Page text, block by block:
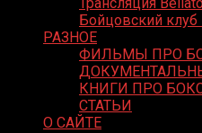
Бойцовский
РАЗНОЕ
ФИЛЬМЫ ПРО
КНИГИ ПРО
СТАТЬИ
О САЙТЕ